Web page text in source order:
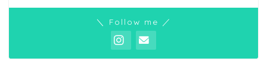
＼ Follow me ／